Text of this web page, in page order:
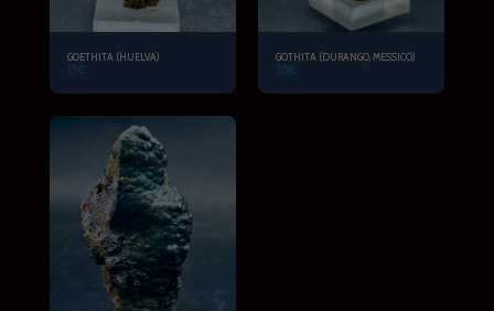
GOETHITA (HUELVA)
15€
GOTHITA (DURANGO, MESSICO)
35€